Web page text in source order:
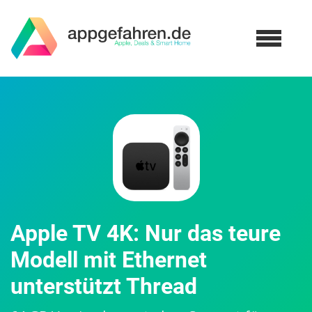
Apple TV 4K: Nur das teure
Modell mit Ethernet
unterstützt Thread